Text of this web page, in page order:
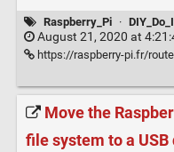
Raspberry_Pi ·
August 21, 2020 at
https://raspberry-pi.fr/
Move the
file system to a USB